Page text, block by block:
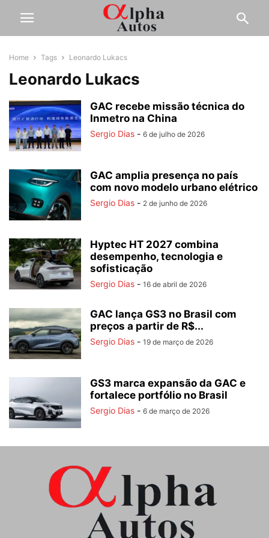
Home Tags Leonardo Lukacs
Leonardo Lukacs
GAC recebe missão técnica do
Inmetro na China
Sergio Dias - 6 de julho de 2026
GAC amplia presença no país
com novo modelo urbano elétrico
Sergio Dias - 2 de junho de 2026
Hyptec HT 2027 combina
desempenho, tecnologia e
sofisticação
Sergio Dias - 16 de abril de 2026
GAC lança GS3 no Brasil com
preços a partir de R$...
Sergio Dias - 19 de março de 2026
GS3 marca expansão da GAC e
fortalece portfólio no Brasil
Sergio Dias - 6 de março de 2026